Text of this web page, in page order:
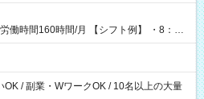
間/月 【シフト例】 ・8：00
OK / 副業・WワークOK / 10名以上の大量